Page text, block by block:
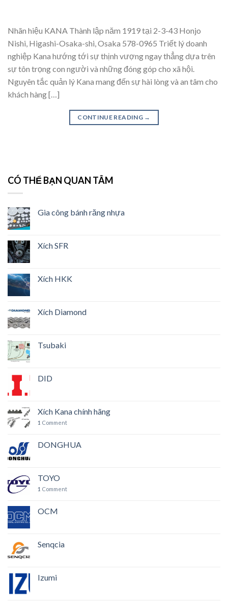
Nhãn hiệu KANA Thành lập năm 1919 tại 2-3-43 Honjo
Nishi, Higashi-Osaka-shi, Osaka 578-0965 Triết lý doanh
nghiệp Kana hướng tới sự thịnh vượng ngay thẳng dựa trên
sự tôn trọng con người và những đóng góp cho xã hội.
Nguyên tắc quản lý Kana mang đến sự hài lòng và an tâm cho
khách hàng […]
CONTINUE READING →
CÓ THỂ BẠN QUAN TÂM
Gia công bánh răng nhựa
Xích SFR
Xích HKK
Xích Diamond
Tsubaki
DID
Xích Kana chính hãng
1 Comment
DONGHUA
TOYO
1 Comment
OCM
Senqcia
Izumi